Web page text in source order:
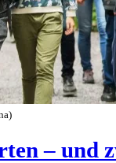
–​ und